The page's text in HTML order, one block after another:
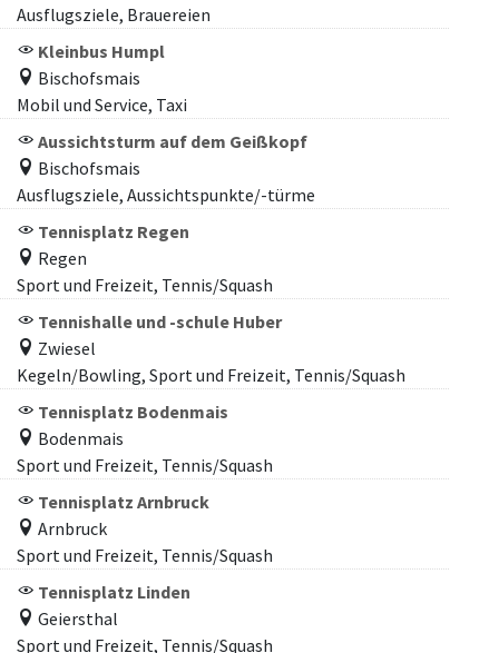
Ausflugsziele, Brauereien
Kleinbus Humpl
Bischofsmais
Mobil und Service, Taxi
Aussichtsturm auf dem Geißkopf
Bischofsmais
Ausflugsziele, Aussichtspunkte/-türme
Tennisplatz Regen
Regen
Sport und Freizeit, Tennis/Squash
Tennishalle und -schule Huber
Zwiesel
Kegeln/Bowling, Sport und Freizeit, Tennis/Squash
Tennisplatz Bodenmais
Bodenmais
Sport und Freizeit, Tennis/Squash
Tennisplatz Arnbruck
Arnbruck
Sport und Freizeit, Tennis/Squash
Tennisplatz Linden
Geiersthal
Sport und Freizeit, Tennis/Squash